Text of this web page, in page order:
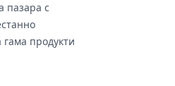
пазара с
продукти